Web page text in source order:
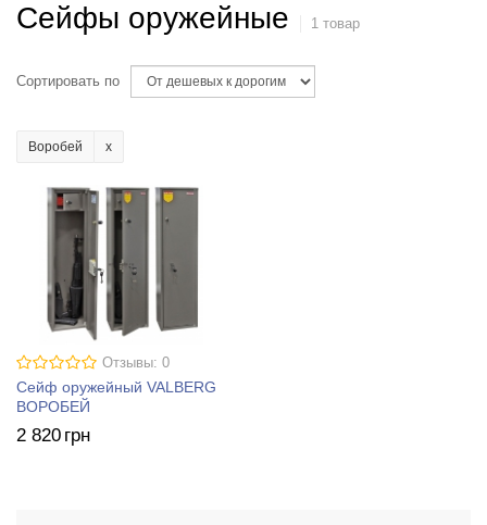
Сейфы оружейные 1 товар
Сортировать по
Воробей
Отзывы: 0
Сейф оружейный VALBERG
ВОРОБЕЙ
2 820 грн